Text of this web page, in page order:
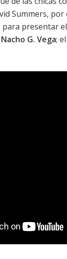
Summers,
presentar
Nacho G. Vega;